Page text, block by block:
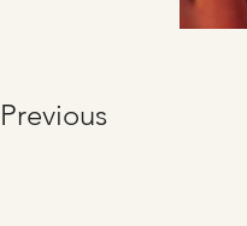
Previous